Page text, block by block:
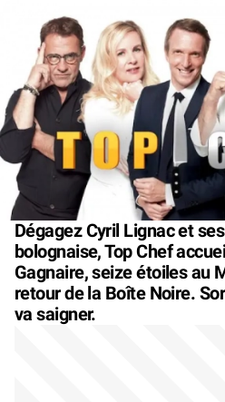
Dégagez Cyril Lignac et
bolognaise, Top Chef
Gagnaire, seize étoiles au
retour de la Boîte Noire.
va saigner.